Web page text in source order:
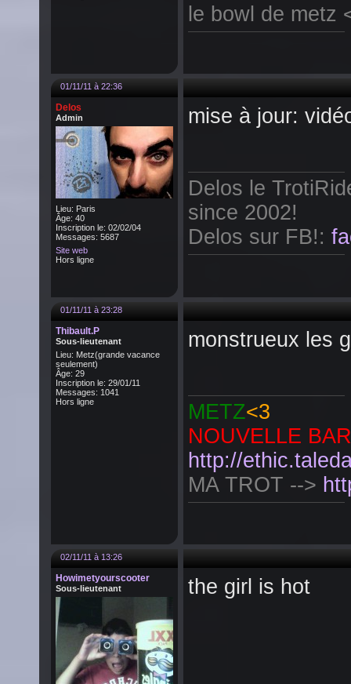
le bowl de metz
01/11/11 à 22:36
Delos
Admin
Lieu: Paris
Âge: 40
Inscription le: 02/02/04
Messages: 5687
Site web
Hors ligne
mise à jour:
Delos le
since 2002!
Delos sur FB!:
01/11/11 à 23:28
Thibault.P
Sous-lieutenant
Lieu: Metz(grande vacance
seulement)
Âge: 29
Inscription le: 29/01/11
Messages: 1041
Hors ligne
monstrueux les
METZ<3
NOUVELLE
http://
MA TROT -->
02/11/11 à 13:26
Howimetyourscooter
Sous-lieutenant the girl is hot